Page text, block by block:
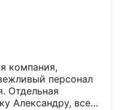
компания,
персонал
Отдельная
Александру, все